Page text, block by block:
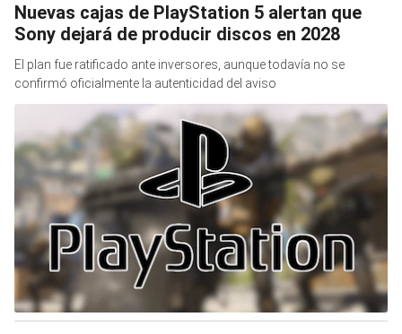
Nuevas cajas de PlayStation 5 alertan que
Sony dejará de producir discos en 2028
El plan fue ratificado ante inversores, aunque todavía no se
confirmó oficialmente la autenticidad del aviso